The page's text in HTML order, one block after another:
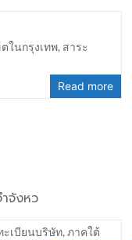
ในกรุงเทพ, สาระ
Read more
จังหว
ะเบียนบริษัท,ภาคใต้